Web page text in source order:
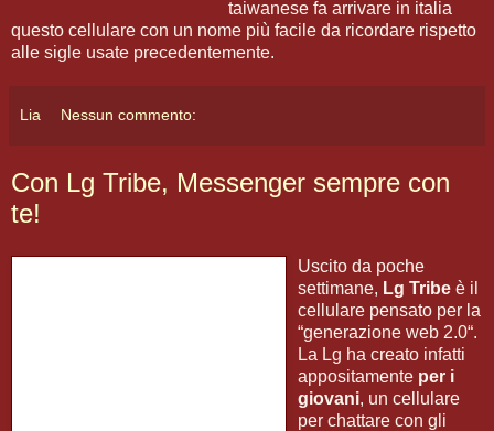
taiwanese fa arrivare in italia
questo cellulare con un nome più facile da ricordare rispetto
alle sigle usate precedentemente.
Lia Nessun commento:
Con Lg Tribe, Messenger sempre con
te!
Uscito da poche
settimane, Lg Tribe è il
cellulare pensato per la
“generazione web 2.0“.
La Lg ha creato infatti
appositamente per i
giovani, un cellulare
per chattare con gli